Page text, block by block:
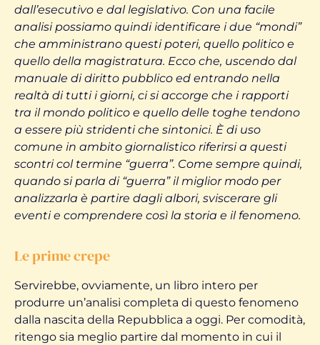
dall’esecutivo e dal legislativo. Con una facile
analisi possiamo quindi identificare i due “mondi”
che amministrano questi poteri, quello politico e
quello della magistratura. Ecco che, uscendo dal
manuale di diritto pubblico ed entrando nella
realtà di tutti i giorni, ci si accorge che i rapporti
tra il mondo politico e quello delle toghe tendono
a essere più stridenti che sintonici. È di uso
comune in ambito giornalistico riferirsi a questi
scontri col termine “guerra”. Come sempre quindi,
quando si parla di “guerra” il miglior modo per
analizzarla è partire dagli albori, sviscerare gli
eventi e comprendere così la storia e il fenomeno.
Le prime crepe
Servirebbe, ovviamente, un libro intero per
produrre un’analisi completa di questo fenomeno
dalla nascita della Repubblica a oggi. Per comodità,
ritengo sia meglio partire dal momento in cui il